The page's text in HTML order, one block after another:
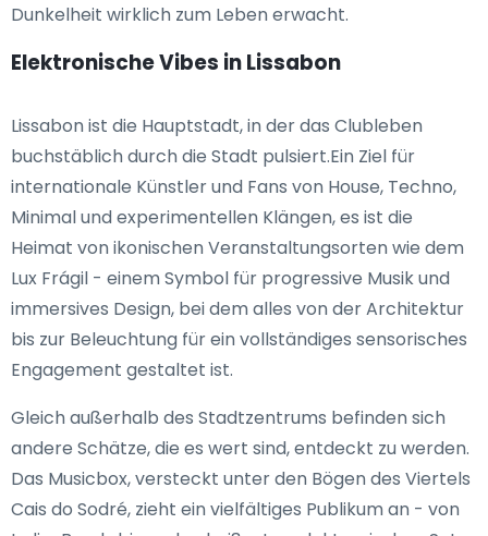
Dunkelheit wirklich zum Leben erwacht.
Elektronische Vibes in Lissabon
Lissabon ist die Hauptstadt, in der das Clubleben
buchstäblich durch die Stadt pulsiert.Ein Ziel für
internationale Künstler und Fans von House, Techno,
Minimal und experimentellen Klängen, es ist die
Heimat von ikonischen Veranstaltungsorten wie dem
Lux Frágil - einem Symbol für progressive Musik und
immersives Design, bei dem alles von der Architektur
bis zur Beleuchtung für ein vollständiges sensorisches
Engagement gestaltet ist.
Gleich außerhalb des Stadtzentrums befinden sich
andere Schätze, die es wert sind, entdeckt zu werden.
Das Musicbox, versteckt unter den Bögen des Viertels
Cais do Sodré, zieht ein vielfältiges Publikum an - von